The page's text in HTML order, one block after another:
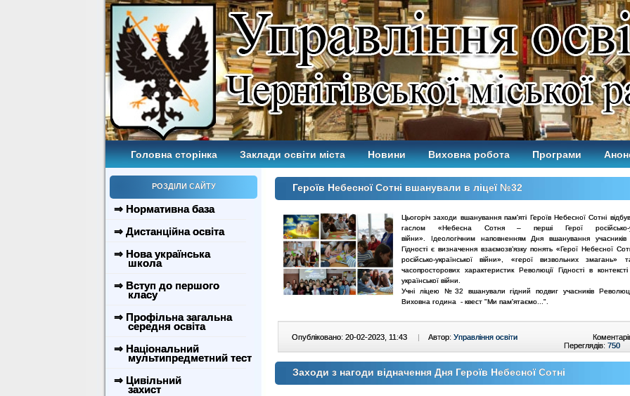
Головна сторінка Заклади освіти міста Новини Виховна робота Програми
РОЗДІЛИ САЙТУ
⇒ Нормативна база
⇒ Дистанційна освіта
⇒ Нова українська
школа
⇒ Вступ до першого
класу
⇒ Профільна загальна
середня освіта
⇒ Національний
мультипредметний тест
⇒ Цивільний
захист
Героїв Небесної Сотні вшанували в ліцеї №32
Цьогоріч заходи вшанування пам'яті Героїв Небесної Сотні
гаслом «Небесна Сотня – перші Герої російсько-
війни». Ідеологічним наповненням Дня вшанування учасників
Гідності є визначення взаємозв’язку понять «Герої Небесної
російсько-української війни», «герої визвольних змагань»
часопросторових характеристик Революції Гідності в контексті
української війни.
Учні ліцею №32 вшанували гідний подвиг учасників Революції
Виховна година - квест "Ми пам'ятаємо...".
Опубліковано: 20-02-2023, 11:43 | Автор: Управління освіти
Переглядів: 750
Заходи з нагоди відначення Дня Героїв Небесної Сотні